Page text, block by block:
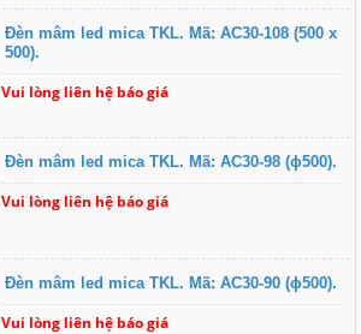
Đèn mâm led mica TKL. Mã: AC30-108 (500 x
500).
Vui lòng liên hệ báo giá
Đèn mâm led mica TKL. Mã: AC30-98 (ɸ500).
Vui lòng liên hệ báo giá
Đèn mâm led mica TKL. Mã: AC30-90 (ɸ500).
Vui lòng liên hệ báo giá